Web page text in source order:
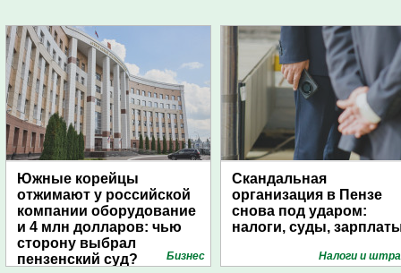
Южные корейцы
отжимают у российской
компании оборудование
и 4 млн долларов: чью
сторону выбрал
пензенский суд?
Бизнес
Скандальная
организация в Пензе
снова под ударом:
налоги, суды,
Налоги и